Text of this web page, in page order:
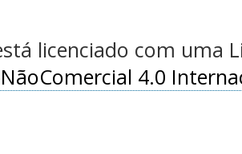
licenciado com uma
4.0